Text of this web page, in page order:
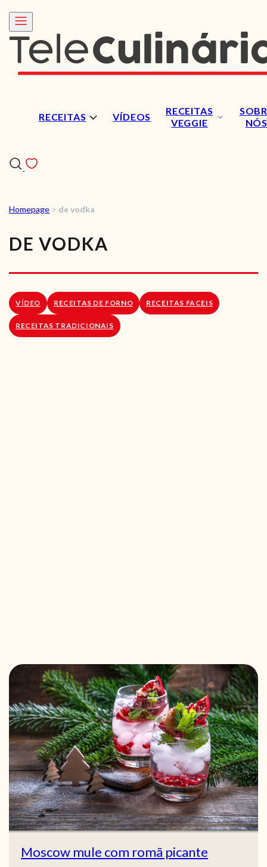
RECEITAS VÍDEOS
RECEITAS
VEGGIE
NÓS
RECEITAS VEGGIE
SOBRE NÓS
LOJA ONLINE
Homepage > de vodka
DE VODKA
VÍDEO RECEITAS DE FORNO RECEITAS FACEIS
RECEITAS TRADICIONAIS
Moscow mule com romã picante